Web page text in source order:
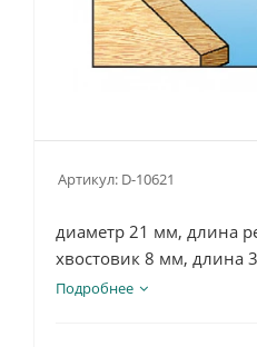
Артикул: D-10621
диаметр 21 мм, длина
хвостовик 8 мм, длина
мм, 2Т, 25°
Подробнее